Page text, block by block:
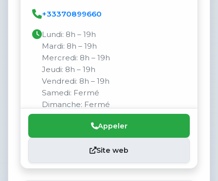
+33370899660
Lundi: 8h – 19h
Mardi: 8h – 19h
Mercredi: 8h – 19h
Jeudi: 8h – 19h
Vendredi: 8h – 19h
Samedi: Fermé
Dimanche: Fermé
Appeler
Site web